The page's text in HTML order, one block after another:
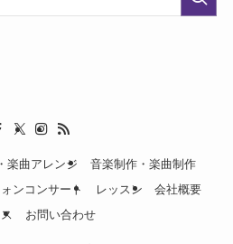
楽曲アレンジ
音楽制作・楽曲制作
ンコンサート レッスン
会社概要
お問い合わせ